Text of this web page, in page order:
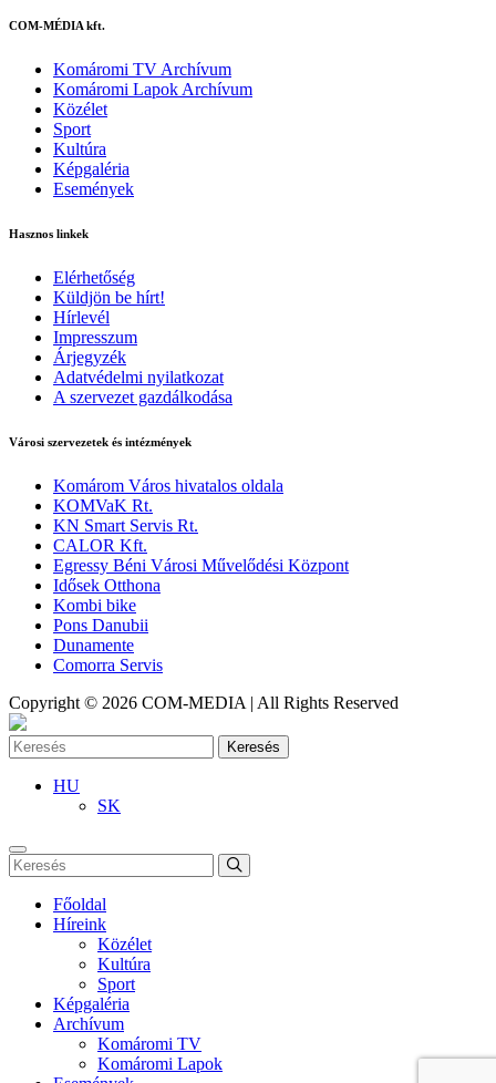
COM-MÉDIA kft.
Komáromi TV Archívum
Komáromi Lapok Archívum
Közélet
Sport
Kultúra
Képgaléria
Események
Hasznos linkek
Elérhetőség
Küldjön be hírt!
Hírlevél
Impresszum
Árjegyzék
Adatvédelmi nyilatkozat
A szervezet gazdálkodása
Városi szervezetek és intézmények
Komárom Város hivatalos oldala
KOMVaK Rt.
KN Smart Servis Rt.
CALOR Kft.
Egressy Béni Városi Művelődési Központ
Idősek Otthona
Kombi bike
Pons Danubii
Dunamente
Comorra Servis
Copyright © 2026 COM-MEDIA | All Rights Reserved
Keresés
HU
SK
Főoldal
Híreink
Közélet
Kultúra
Sport
Képgaléria
Archívum
Komáromi TV
Komáromi Lapok